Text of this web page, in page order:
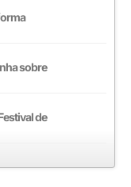
sobre
de